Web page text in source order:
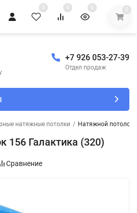
0 0 0 0
+7 926 053-27-39
Отдел продаж
натяжные потолки / Натяжной потолок
156 Галактика (320)
Сравнение